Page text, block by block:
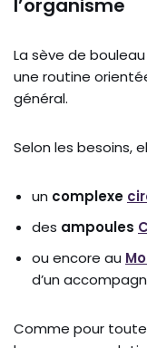
l’organisme
La sève de
une routine
général.
Selon les besoins,
un complexe
des ampoules
ou encore au
d’un
Comme pour toute